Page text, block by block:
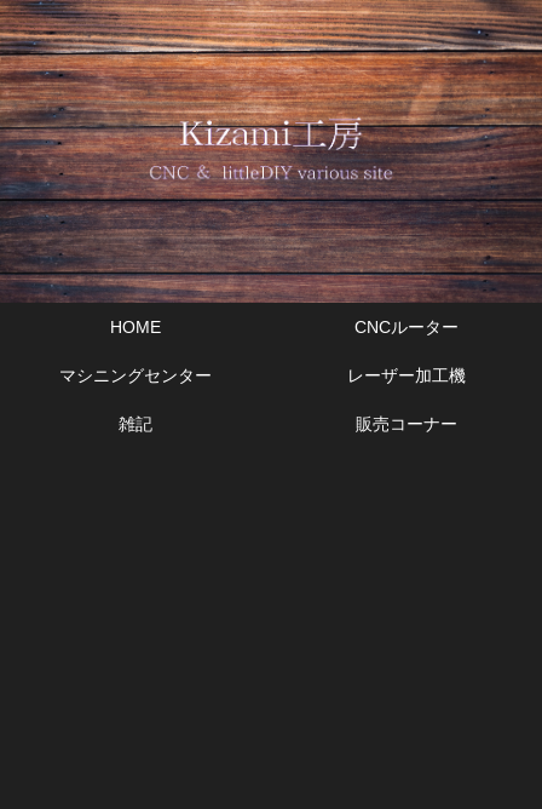
HOME CNCルーター
マシニングセンター レーザー加工機
雑記 販売コーナー